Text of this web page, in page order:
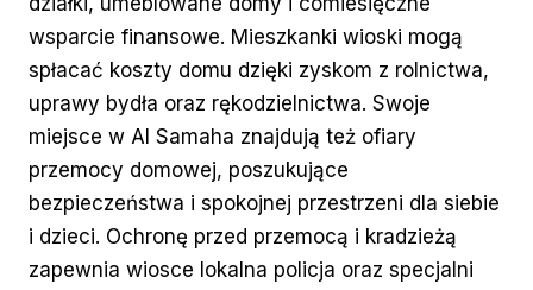
wsparcie finansowe. Mieszkanki wioski mogą
spłacać koszty domu dzięki zyskom z rolnictwa,
uprawy bydła oraz rękodzielnictwa. Swoje
miejsce w Al Samaha znajdują też ofiary
przemocy domowej, poszukujące
bezpieczeństwa i spokojnej przestrzeni dla siebie
i dzieci. Ochronę przed przemocą i kradzieżą
zapewnia wiosce lokalna policja oraz specjalni